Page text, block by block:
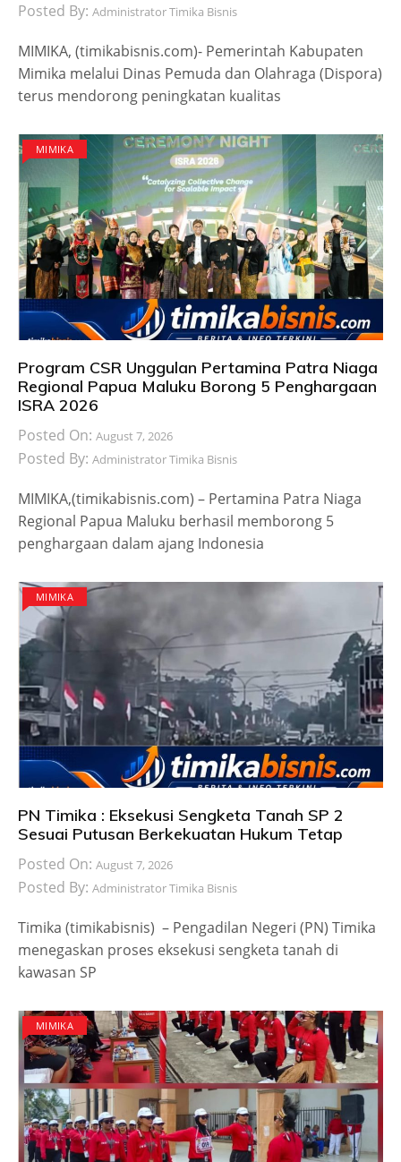
Posted By: Administrator Timika Bisnis
MIMIKA, (timikabisnis.com)- Pemerintah Kabupaten
Mimika melalui Dinas Pemuda dan Olahraga (Dispora)
terus mendorong peningkatan kualitas
MIMIKA
Program CSR Unggulan Pertamina Patra Niaga
Regional Papua Maluku Borong 5 Penghargaan
ISRA 2026
Posted On: August 7, 2026
Posted By: Administrator Timika Bisnis
MIMIKA,(timikabisnis.com) – Pertamina Patra Niaga
Regional Papua Maluku berhasil memborong 5
penghargaan dalam ajang Indonesia
MIMIKA
PN Timika : Eksekusi Sengketa Tanah SP 2
Sesuai Putusan Berkekuatan Hukum Tetap
Posted On: August 7, 2026
Posted By: Administrator Timika Bisnis
Timika (timikabisnis) – Pengadilan Negeri (PN) Timika
menegaskan proses eksekusi sengketa tanah di
kawasan SP
MIMIKA